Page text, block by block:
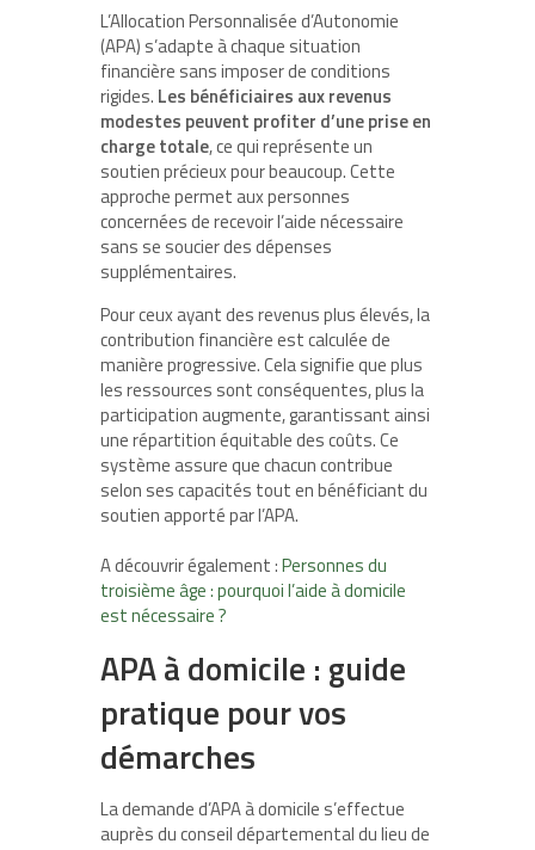
L’Allocation Personnalisée d’Autonomie
(APA) s’adapte à chaque situation
financière sans imposer de conditions
rigides. Les bénéficiaires aux revenus
modestes peuvent profiter d’une prise en
charge totale, ce qui représente un
soutien précieux pour beaucoup. Cette
approche permet aux personnes
concernées de recevoir l’aide nécessaire
sans se soucier des dépenses
supplémentaires.
Pour ceux ayant des revenus plus élevés, la
contribution financière est calculée de
manière progressive. Cela signifie que plus
les ressources sont conséquentes, plus la
participation augmente, garantissant ainsi
une répartition équitable des coûts. Ce
système assure que chacun contribue
selon ses capacités tout en bénéficiant du
soutien apporté par l’APA.
A découvrir également :Personnes du
troisième âge : pourquoi l’aide à domicile
est nécessaire ?
APA à domicile : guide
pratique pour vos
démarches
La demande d’APA à domicile s’effectue
auprès du conseil départemental du lieu de